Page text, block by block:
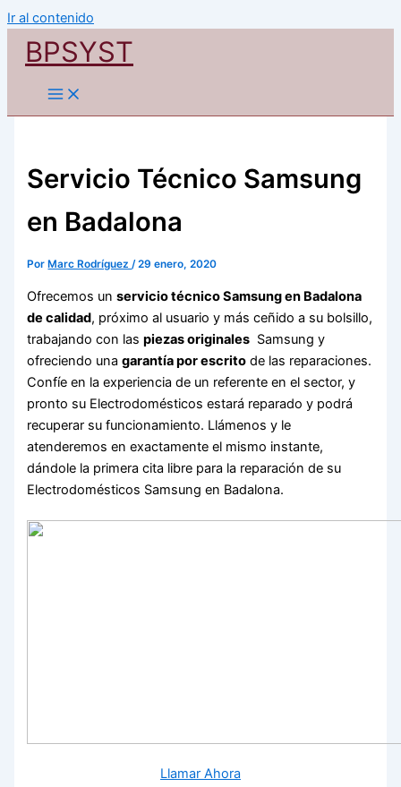
Ir al contenido
BPSYST
Servicio Técnico Samsung
en Badalona
Por Marc Rodríguez/29 enero, 2020
Ofrecemos unservicio técnico Samsung en Badalona
de calidad, próximo al usuario y más ceñido a su bolsillo,
trabajando con laspiezas originales Samsung y
ofreciendo unagarantía por escrito de las reparaciones.
Confíe en la experiencia de un referente en el sector, y
pronto su Electrodomésticos estará reparado y podrá
recuperar su funcionamiento. Llámenos y le
atenderemos en exactamente el mismo instante,
dándole la primera cita libre para la reparación de su
Electrodomésticos Samsung en Badalona.
Llamar Ahora